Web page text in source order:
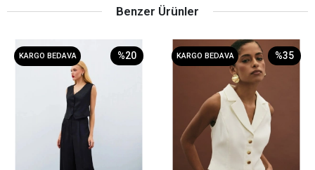
Benzer Ürünler
KARGO BEDAVA %20 KARGO BEDAVA %35